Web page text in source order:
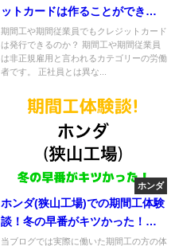
ットカードは作ることができる
のか？
期間工や期間従業員でもクレジットカード
は発行できるのか？ 期間工や期間従業員
は非正規雇用と言われるカテゴリーの労働
者です。 正社員とは異な...
ホンダ
ホンダ(狭山工場)での期間工体験
談！冬の早番がキツかった！
【給料・仕事・寮・人間関係】
当ブログでは実際に働いた期間工の方の体